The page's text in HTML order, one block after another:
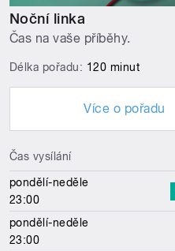
Noční linka
Čas na vaše příběhy.
Délka pořadu: 120 minut
Více o pořadu
Čas vysílání
pondělí-neděle
23:00
pondělí-neděle
23:00